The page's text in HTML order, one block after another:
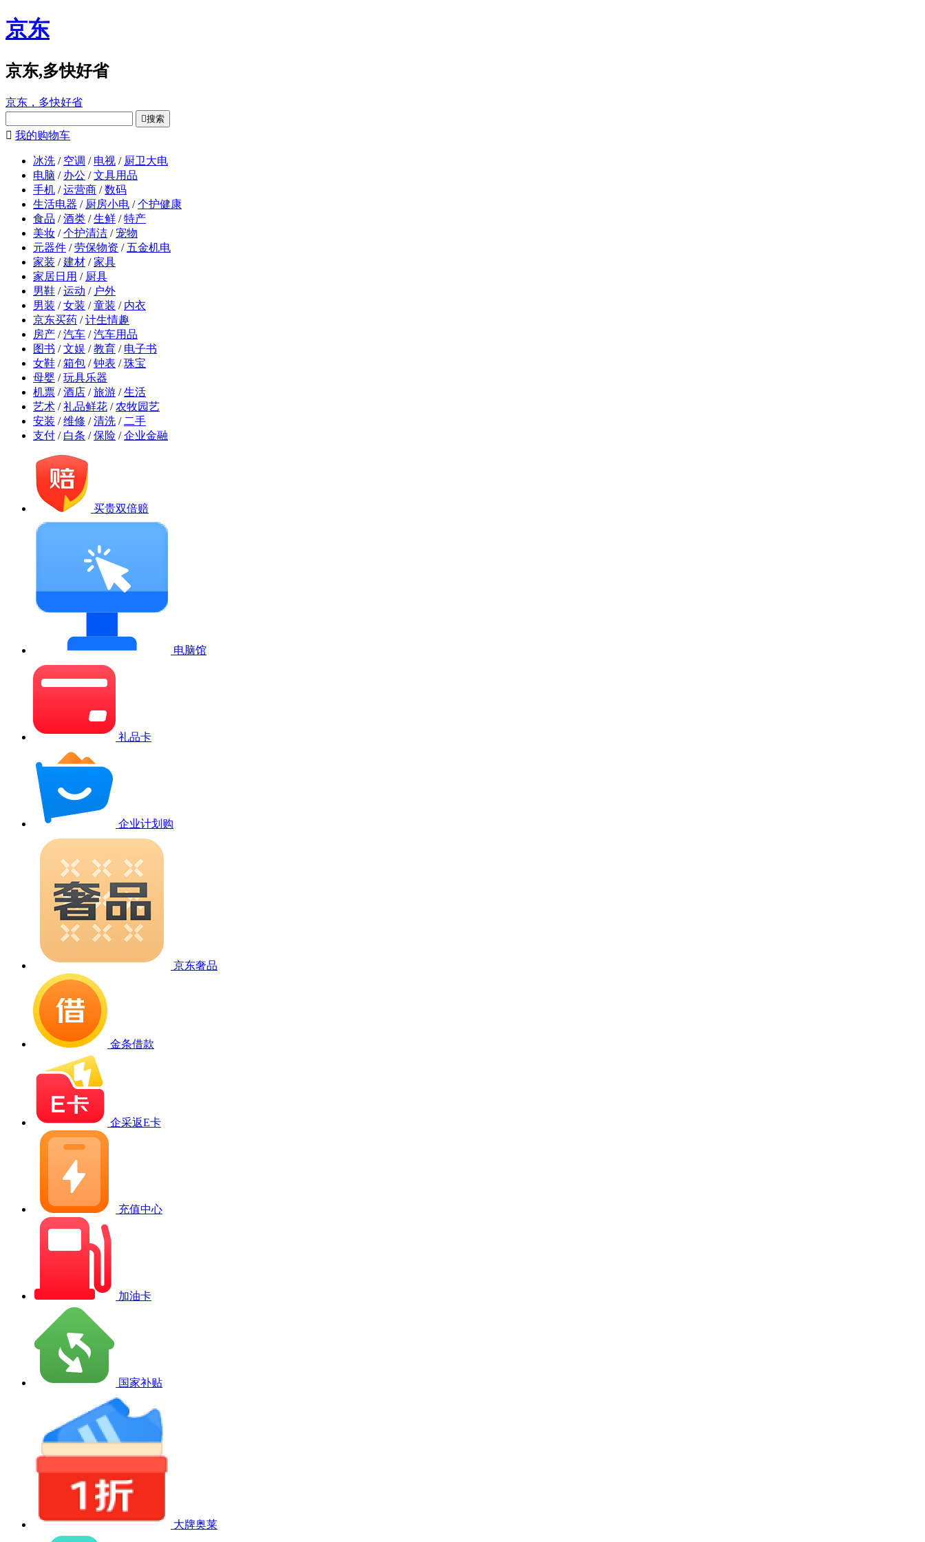
京东
京东,多快好省
京东，多快好省
搜索
 我的购物车
冰洗 / 空调 / 电视 / 厨卫大电
电脑 / 办公 / 文具用品
手机 / 运营商 / 数码
生活电器 / 厨房小电 / 个护健康
食品 / 酒类 / 生鲜 / 特产
美妆 / 个护清洁 / 宠物
元器件 / 劳保物资 / 五金机电
家装 / 建材 / 家具
家居日用 / 厨具
男鞋 / 运动 / 户外
男装 / 女装 / 童装 / 内衣
京东买药 / 计生情趣
房产 / 汽车 / 汽车用品
图书 / 文娱 / 教育 / 电子书
女鞋 / 箱包 / 钟表 / 珠宝
母婴 / 玩具乐器
机票 / 酒店 / 旅游 / 生活
艺术 / 礼品鲜花 / 农牧园艺
安装 / 维修 / 清洗 / 二手
支付 / 白条 / 保险 / 企业金融
买贵双倍赔
电脑馆
礼品卡
企业计划购
京东奢品
金条借款
企采返E卡
充值中心
加油卡
国家补贴
大牌奥莱